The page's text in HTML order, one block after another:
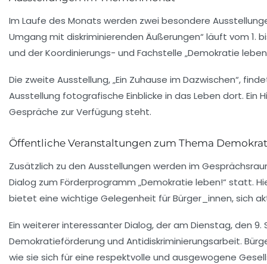
Im Laufe des Monats werden zwei besondere
Umgang mit diskriminierenden Äußerungen“ läuft vom 1.
und derKoordinierungs- und Fachstelle „Demokratie
Die zweite Ausstellung, „Ein Zuhause im Dazwischen“,
Ausstellung fotografische Einblicke in das Leben dort. Ein
Gespräche zur Verfügung steht.
Öffentliche Veranstaltungen zum Thema
Zusätzlich zu den Ausstellungen werden im
Dialog zum Förderprogramm „Demokratie leben!“ statt.
bietet eine wichtige Gelegenheit für Bürger_innen, sich
Ein weiterer interessanter Dialog, der am Dienstag, den
Demokratieförderung und Antidiskriminierungsarbeit.
wie sie sich für eine respektvolle und ausgewogene